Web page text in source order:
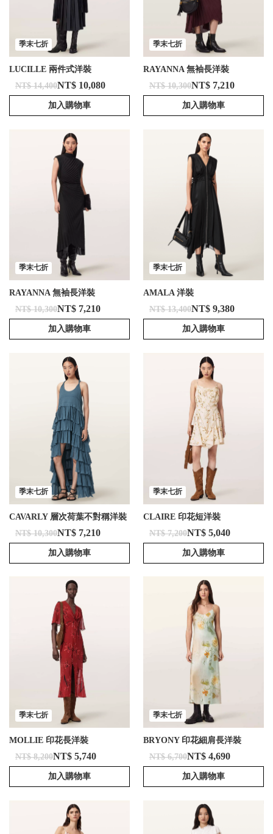
季末七折
LUCILLE 兩件式洋裝
NT$ 14,400NT$ 10,080
加入購物車
季末七折
RAYANNA 無袖長洋裝
NT$ 10,300NT$ 7,210
加入購物車
季末七折
RAYANNA 無袖長洋裝
NT$ 10,300NT$ 7,210
加入購物車
季末七折
AMALA 洋裝
NT$ 13,400NT$ 9,380
加入購物車
季末七折
CAVARLY 層次荷葉不對稱洋裝
NT$ 10,300NT$ 7,210
加入購物車
季末七折
CLAIRE 印花短洋裝
NT$ 7,200NT$ 5,040
加入購物車
季末七折
MOLLIE 印花長洋裝
NT$ 8,200NT$ 5,740
加入購物車
季末七折
BRYONY 印花細肩長洋裝
NT$ 6,700NT$ 4,690
加入購物車